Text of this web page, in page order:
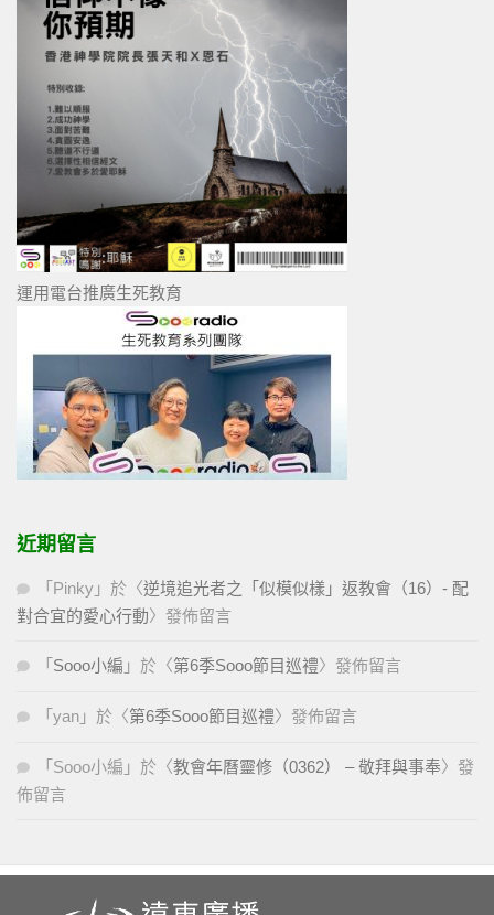
運用電台推廣生死教育
近期留言
「 Pinky 」於〈逆境追光者之「似模似樣」返教會（16）- 配
對合宜的愛心行動〉發佈留言
「 Sooo小編 」於〈第6季Sooo節目巡禮〉發佈留言
「 yan 」於〈第6季Sooo節目巡禮〉發佈留言
「 Sooo小編 」於〈教會年曆靈修（0362） – 敬拜與事奉〉發
佈留言